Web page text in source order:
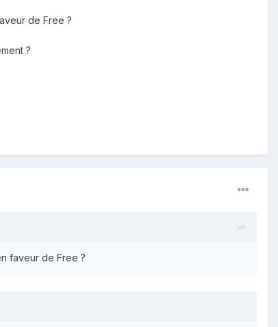
de Free ?
?
faveur de Free ?